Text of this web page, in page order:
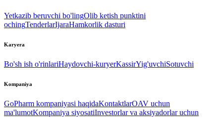
Yetkazib beruvchi bo'lingOlib ketish punktini
ochingTenderlarIjaraHamkorlik dasturi
Karyera
Bo'sh ish o'rinlariHaydovchi-kuryerKassirYig'uvchiSotuvchi
Kompaniya
GoPharm kompaniyasi haqidaKontaktlarOAV uchun
ma'lumotKompaniya siyosatiInvestorlar va aksiyadorlar uchun